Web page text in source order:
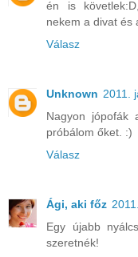
én is
nekem a divat és
Válasz
Unknown 2011.
Nagyon jópofák
próbálom őket. :)
Válasz
Ági, aki főz
Egy újabb
szeretnék!